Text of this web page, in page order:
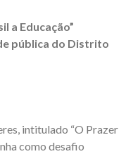
a Educação”
pública do Distrito
intitulado “O Prazer
como desafio